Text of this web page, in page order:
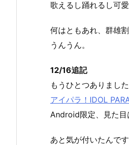
歌えるし踊れるし可
何はともあれ、群雄
うんうん。
12/16追記
もうひとつありまし
アイパラ！IDOL
Android限定、見た
あと気が付いたんで